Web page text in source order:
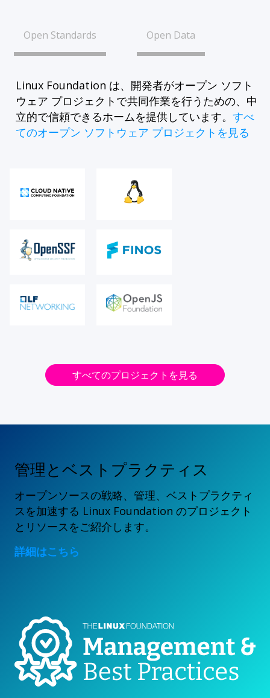
Open Standards Open Data
Linux Foundation は、開発者がオープン ソフト
ウェア プロジェクトで共同作業を行うための、中
立的で信頼できるホームを提供しています。 すべ
てのオープン ソフトウェア プロジェクトを見る
すべてのプロジェクトを見る
管理とベストプラクティス
オープンソースの戦略、管理、ベストプラクティ
スを加速する Linux Foundation のプロジェクト
とリソースをご紹介します。
詳細はこちら